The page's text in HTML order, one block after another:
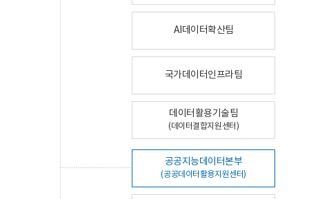
AI데이터확산팀
국가데이터인프라팀
데이터활용기술팀
(데이터결합지원센터)
공공지능데이터본부
(공공데이터활용지원센터)